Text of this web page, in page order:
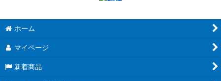
ホーム
マイページ
新着商品